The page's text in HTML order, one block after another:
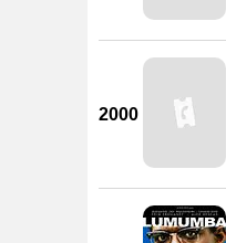
2000